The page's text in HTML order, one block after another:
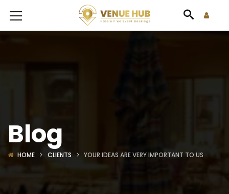
Blog
HOME CLIENTS YOUR IDEAS ARE VERY IMPORTANT TO US